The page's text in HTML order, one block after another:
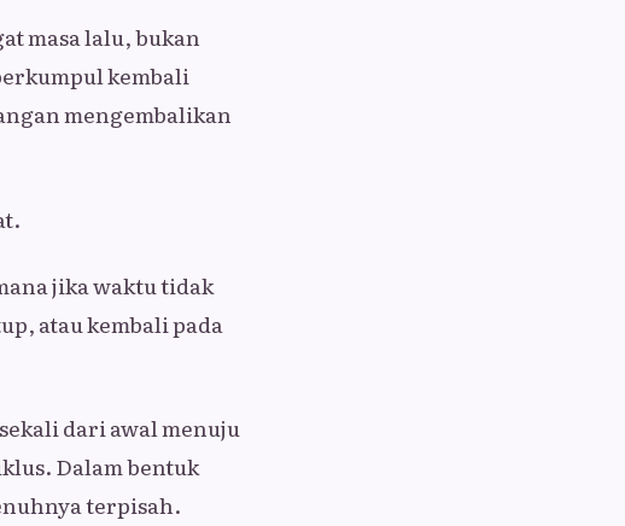
masa lalu, bukan
kembali
mengembalikan
jika waktu tidak
atau kembali pada
dari awal menuju
Dalam bentuk
terpisah.